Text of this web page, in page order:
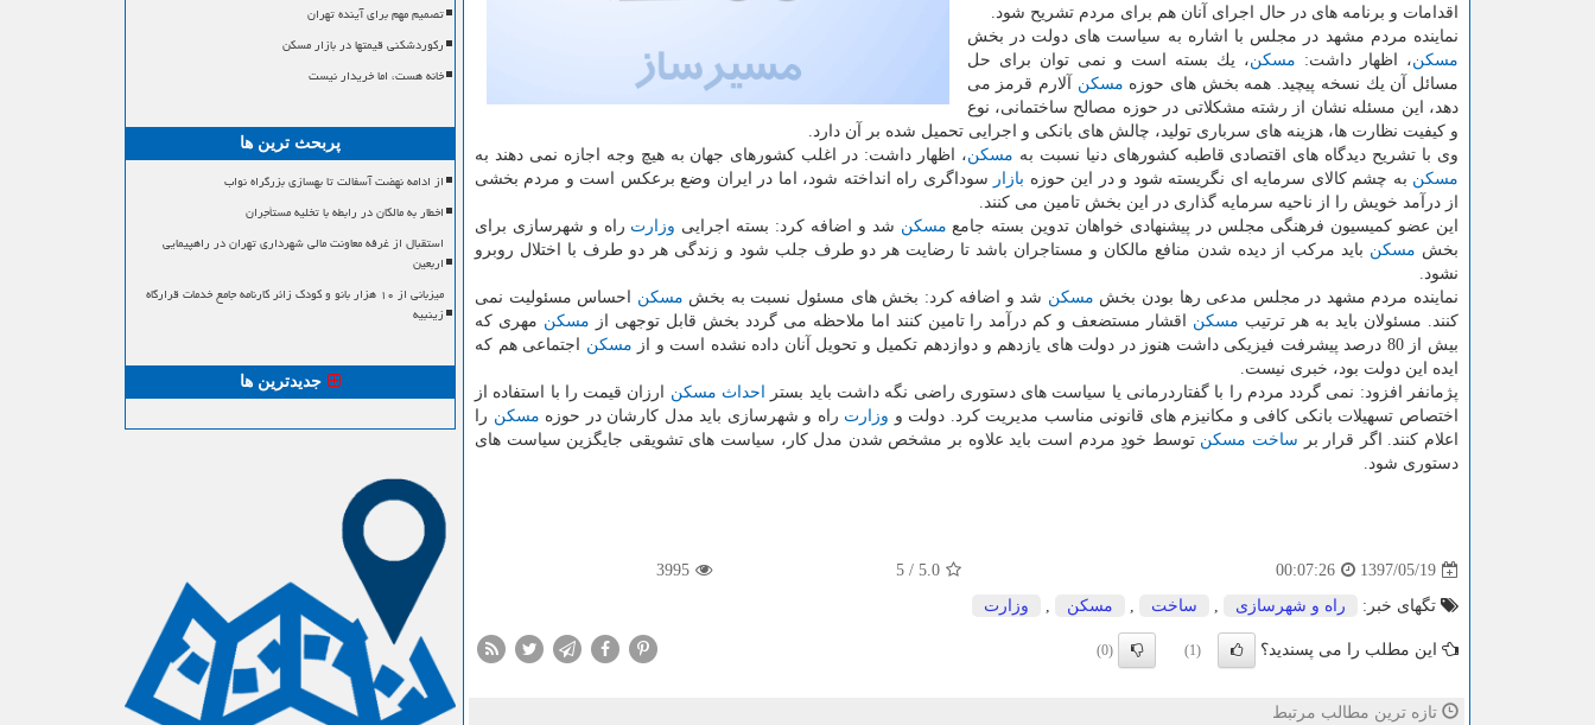
اقدامات و برنامه های در حال اجرای آنان هم برای مردم تشریح شود.
نماینده مردم مشهد در مجلس با اشاره به سیاست های دولت در بخش
مسكن، اظهار داشت: مسكن، یك بسته است و نمی توان برای حل
مسائل آن یك نسخه پیچید. همه بخش های حوزه مسكن آلارم قرمز می
دهد، این مسئله نشان از رشته مشكلاتی در حوزه مصالح ساختمانی، نوع
و كیفیت نظارت ها، هزینه های سرباری تولید، چالش های بانكی و اجرایی تحمیل شده بر آن دارد.
وی با تشریح دیدگاه های اقتصادی قاطبه كشورهای دنیا نسبت به مسكن، اظهار داشت: در اغلب كشورهای جهان به هیچ وجه اجازه نمی دهند به
مسكن به چشم كالای سرمایه ای نگریسته شود و در این حوزه بازار سوداگری راه انداخته شود، اما در ایران وضع برعكس است و مردم بخشی
از درآمد خویش را از ناحیه سرمایه گذاری در این بخش تامین می كنند.
این عضو كمیسیون فرهنگی مجلس در پیشنهادی خواهان تدوین بسته جامع مسكن شد و اضافه كرد: بسته اجرایی وزارت راه و شهرسازی برای
بخش مسكن باید مركب از دیده شدن منافع مالكان و مستاجران باشد تا رضایت هر دو طرف جلب شود و زندگی هر دو طرف با اختلال روبرو
نشود.
نماینده مردم مشهد در مجلس مدعی رها بودن بخش مسكن شد و اضافه كرد: بخش های مسئول نسبت به بخش مسكن احساس مسئولیت نمی
كنند. مسئولان باید به هر ترتیب مسكن اقشار مستضعف و كم درآمد را تامین كنند اما ملاحظه می گردد بخش قابل توجهی از مسكن مهری كه
بیش از 80 درصد پیشرفت فیزیكی داشت هنوز در دولت های یازدهم و دوازدهم تكمیل و تحویل آنان داده نشده است و از
مسكن اجتماعی هم كه
ایده این دولت بود، خبری نیست.
پژمانفر افزود: نمی گردد مردم را با گفتاردرمانی یا سیاست های دستوری راضی نگه داشت باید بستر احداث مسكن ارزان قیمت را با استفاده از
اختصاص تسهیلات بانكی كافی و مكانیزم های قانونی مناسب مدیریت كرد. دولت و وزارت راه و شهرسازی باید مدل كارشان در حوزه مسكن را
اعلام كنند. اگر قرار بر ساخت مسكن توسط خودِ مردم است باید علاوه بر مشخص شدن مدل كار، سیاست های تشویقی جایگزین سیاست های
دستوری شود.
1397/05/19
00:07:26
5.0
/
5
3995
تگهای خبر: راه و شهرسازی , ساخت , مسكن , وزارت
این مطلب را می پسندید؟ (1)
(0)
تازه ترین مطالب مرتبط
تصمیم مهم برای آینده تهران
رکوردشکنی قیمتها در بازار مسکن
خانه هست، اما خریدار نیست
پربحث ترین ها
از ادامه نهضت آسفالت تا بهسازی بزرگراه نواب
اخطار به مالکان در رابطه با تخلیه مستأجران
استقبال از غرفه معاونت مالی شهرداری تهران در راهپیمایی
اربعین
میزبانی از ۱۰ هزار بانو و کودک زائر کارنامه جامع خدمات قرارگاه
زینبیه
جدیدترین ها